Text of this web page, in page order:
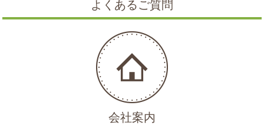
よくあるご質問
会社案内